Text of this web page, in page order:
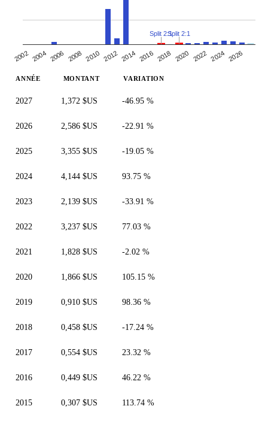
2002 2004 2006 2008 2010 2012 2014 2016 2018 2020 2022 2024 2026
Split 2:1Split 2:1
ANNÉE MONTANT VARIATION
2027 1,372 $US -46.95 %
2026 2,586 $US -22.91 %
2025 3,355 $US -19.05 %
2024 4,144 $US 93.75 %
2023 2,139 $US -33.91 %
2022 3,237 $US 77.03 %
2021 1,828 $US -2.02 %
2020 1,866 $US 105.15 %
2019 0,910 $US 98.36 %
2018 0,458 $US -17.24 %
2017 0,554 $US 23.32 %
2016 0,449 $US 46.22 %
2015 0,307 $US 113.74 %